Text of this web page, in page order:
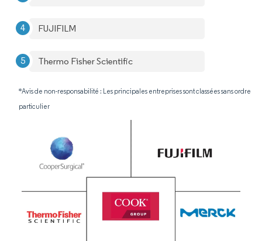
FUJIFILM
Thermo Fisher Scientific
*Avis de non-responsabilité : Les principales entreprises sont classées sans ordre
particulier